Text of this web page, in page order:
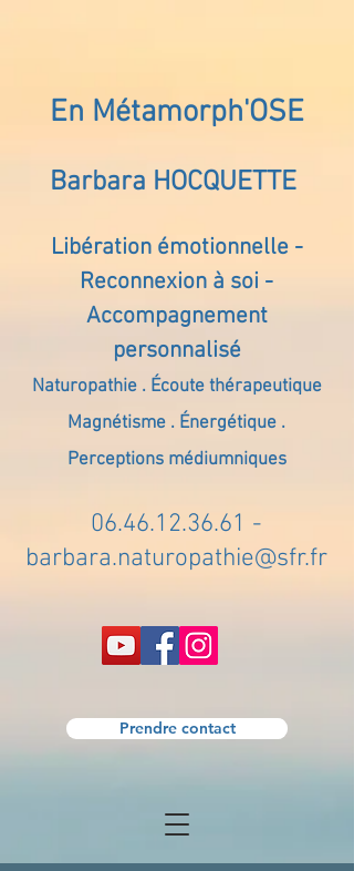
En Métamorph'OSE
Barbara HOCQUETTE
Libération émotionnelle -
Reconnexion à soi -
Accompagnement
personnalisé
Naturopathie . Écoute thérapeutique
Magnétisme . Énergétique .
Perceptions médiumniques
06.46.12.36.61 -
barbara.naturopathie@sfr.fr
Prendre contact